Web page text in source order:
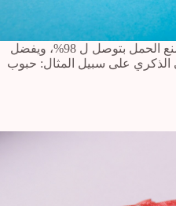
الأبحاث العلمية بتقول أن احتمالية منع الحمل بتوصل ل 98%، ويفضل
الذكري على سبيل المثال: حبوب